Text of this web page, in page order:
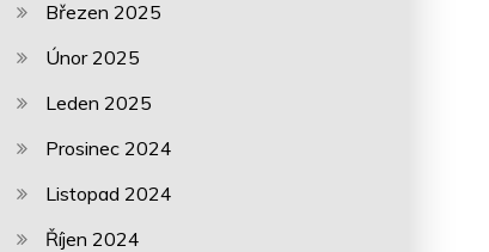
Březen 2025
Únor 2025
Leden 2025
Prosinec 2024
Listopad 2024
Říjen 2024